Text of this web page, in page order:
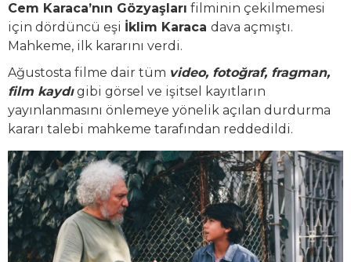
Cem Karaca’nın Gözyaşları filminin çekilmemesi
için dördüncü eşi İklim Karaca dava açmıştı.
Mahkeme, ilk kararını verdi.
Ağustosta filme dair tüm video, fotoğraf, fragman,
film kaydıgibi görsel ve işitsel kayıtların
yayınlanmasını önlemeye yönelik açılan durdurma
kararı talebi mahkeme tarafından reddedildi.